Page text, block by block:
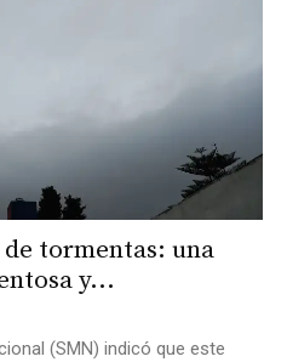
tormentas: una
y...
(SMN) indicó que este